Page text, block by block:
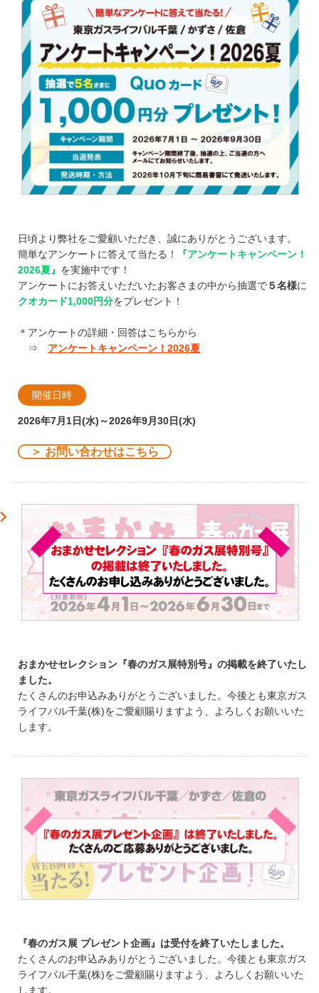
日頃より弊社をご愛顧いただき、誠にありがとうございます。
簡単なアンケートに答えて当たる！
『アンケートキャンペーン！
2026夏』 を実施中です！
アンケートにお答えいただいたお客さまの中から抽選で５名様に
クオカード1,000円分をプレゼント！
＊アンケートの詳細・回答はこちらから
⇒ アンケートキャンペーン！2026夏
開催日時
2026年7月1日(水)～2026年9月30日(水)
＞ お問い合わせはこちら
おまかせセレクション『春のガス展特別号』の掲載を終了いたし
ました。
たくさんのお申込みありがとうございました。今後とも東京ガス
ライフバル千葉(株)をご愛顧賜りますよう、よろしくお願いいた
します。
『春のガス展 プレゼント企画』は受付を終了いたしました。
たくさんのお申込みありがとうございました。今後とも東京ガス
ライフバル千葉(株)をご愛顧賜りますよう、よろしくお願いいた
します。